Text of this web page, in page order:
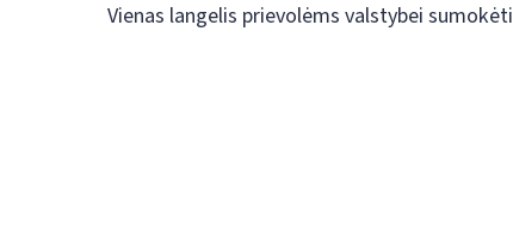
Vienas langelis prievolėms valstybei sumokėti